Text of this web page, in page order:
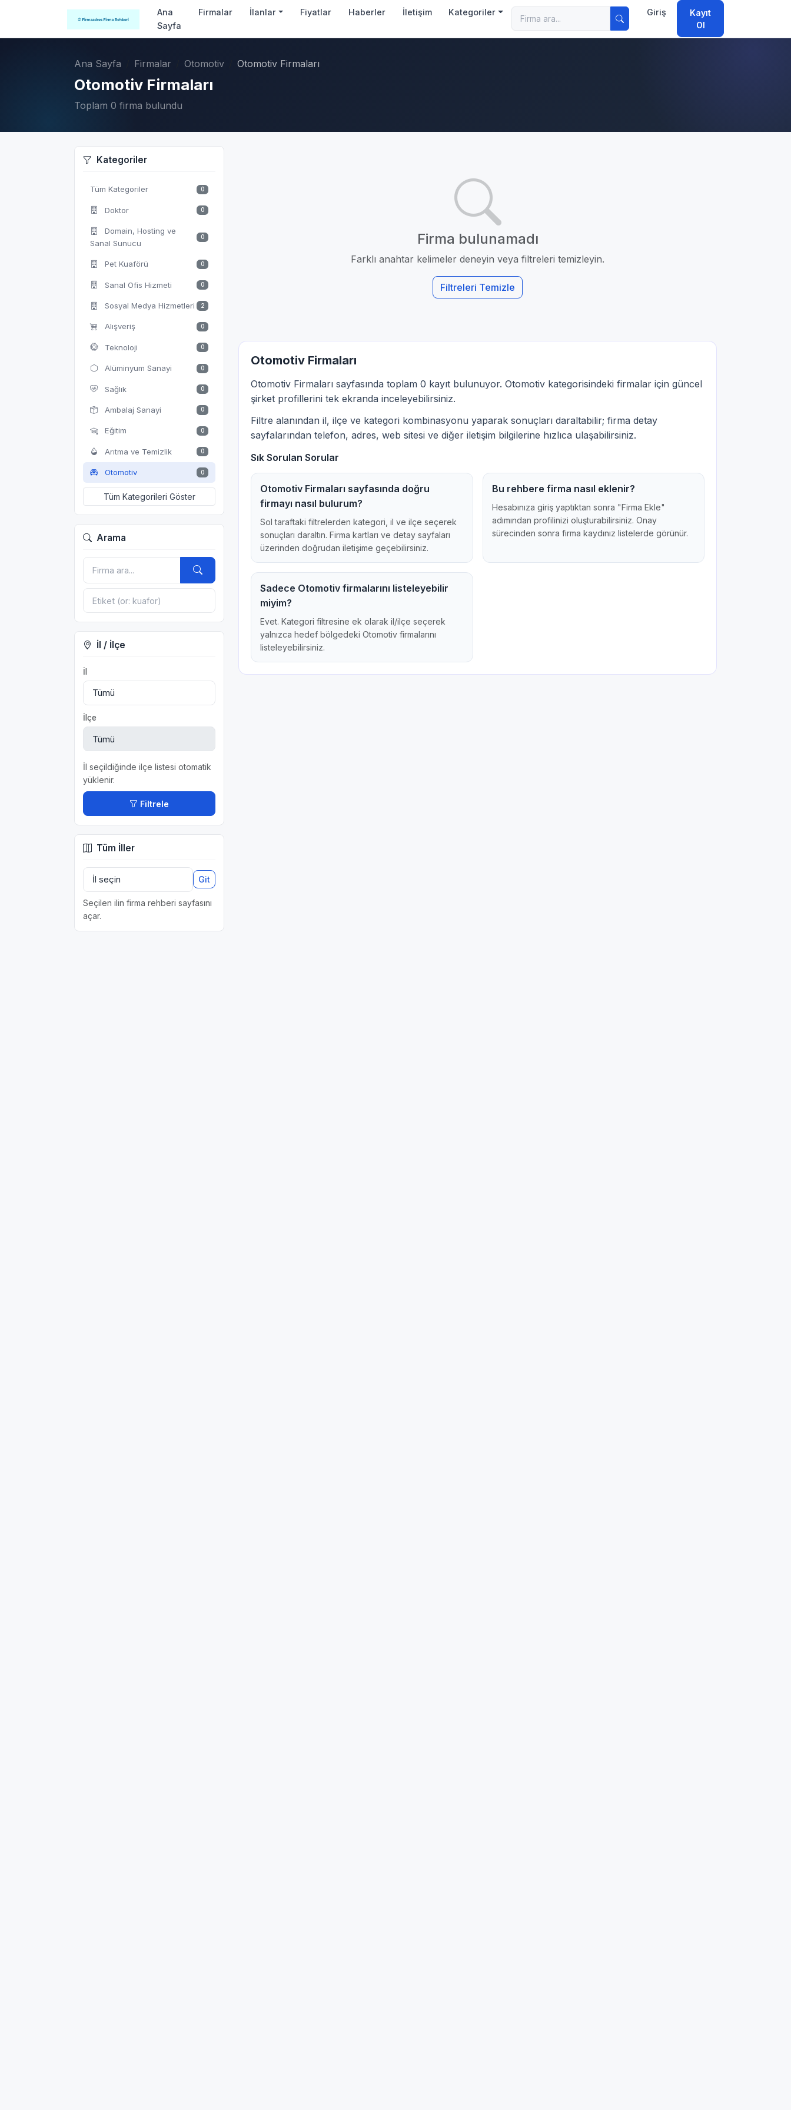
Ana
Sayfa
Firmalar İlanlar Fiyatlar Haberler İletişim Kategoriler Giriş
Kayıt
Ol
Ana Sayfa Firmalar Otomotiv Otomotiv Firmaları
Otomotiv Firmaları
Toplam 0 firma bulundu
Kategoriler
Tüm Kategoriler 0
Doktor 0
Domain, Hosting ve
Sanal Sunucu
0
Pet Kuaförü 0
Sanal Ofis Hizmeti 0
Sosyal Medya Hizmetleri 2
Alışveriş 0
Teknoloji 0
Alüminyum Sanayi 0
Sağlık 0
Ambalaj Sanayi 0
Eğitim 0
Arıtma ve Temizlik 0
Otomotiv 0
Tüm Kategorileri Göster
Arama
İl / İlçe
İl
İlçe
İl seçildiğinde ilçe listesi otomatik
yüklenir.
Filtrele
Tüm İller
Git
Seçilen ilin firma rehberi sayfasını
açar.
Firma bulunamadı
Farklı anahtar kelimeler deneyin veya filtreleri temizleyin.
Filtreleri Temizle
Otomotiv Firmaları
Otomotiv Firmaları sayfasında toplam 0 kayıt bulunuyor. Otomotiv kategorisindeki firmalar için güncel
şirket profillerini tek ekranda inceleyebilirsiniz.
Filtre alanından il, ilçe ve kategori kombinasyonu yaparak sonuçları daraltabilir; firma detay
sayfalarından telefon, adres, web sitesi ve diğer iletişim bilgilerine hızlıca ulaşabilirsiniz.
Sık Sorulan Sorular
Otomotiv Firmaları sayfasında doğru
firmayı nasıl bulurum?
Sol taraftaki filtrelerden kategori, il ve ilçe seçerek
sonuçları daraltın. Firma kartları ve detay sayfaları
üzerinden doğrudan iletişime geçebilirsiniz.
Bu rehbere firma nasıl eklenir?
Hesabınıza giriş yaptıktan sonra "Firma Ekle"
adımından profilinizi oluşturabilirsiniz. Onay
sürecinden sonra firma kaydınız listelerde görünür.
Sadece Otomotiv firmalarını listeleyebilir
miyim?
Evet. Kategori filtresine ek olarak il/ilçe seçerek
yalnızca hedef bölgedeki Otomotiv firmalarını
listeleyebilirsiniz.